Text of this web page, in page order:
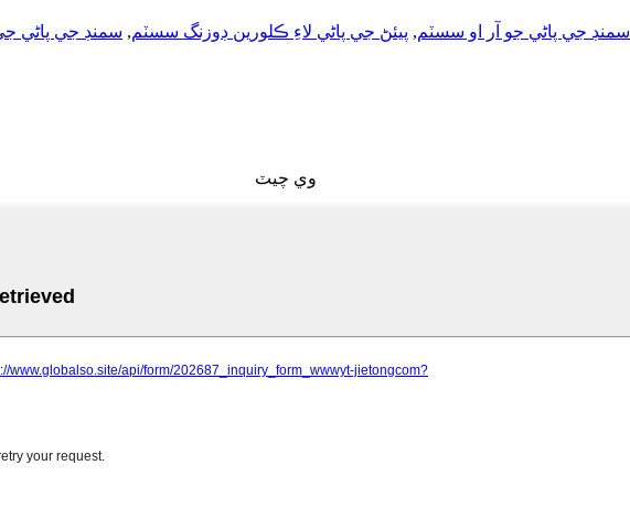
سمنڊ جي پاڻي جو آر او سسٽم, پيئڻ جي پاڻي لاءِ ڪلورين ڊوزنگ سسٽم, سمنڊ جي پاڻي
وي چيٽ